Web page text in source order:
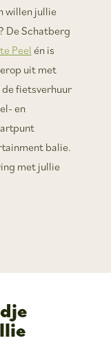
willen jullie
De Schatberg
Peel én is
uit met
fietsverhuur
en
balie.
met jullie